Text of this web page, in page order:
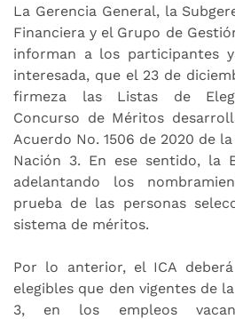
La Gerencia General, la
Financiera y el Grupo de
informan a los participantes
interesada, que el 23 de
firmeza las Listas de
Concurso de Méritos
Acuerdo No. 1506 de 2020 de
Nación 3. En ese sentido, la
adelantando los
prueba de las personas
sistema de méritos.
Por lo anterior, el ICA
elegibles que den vigentes de
3, en los empleos